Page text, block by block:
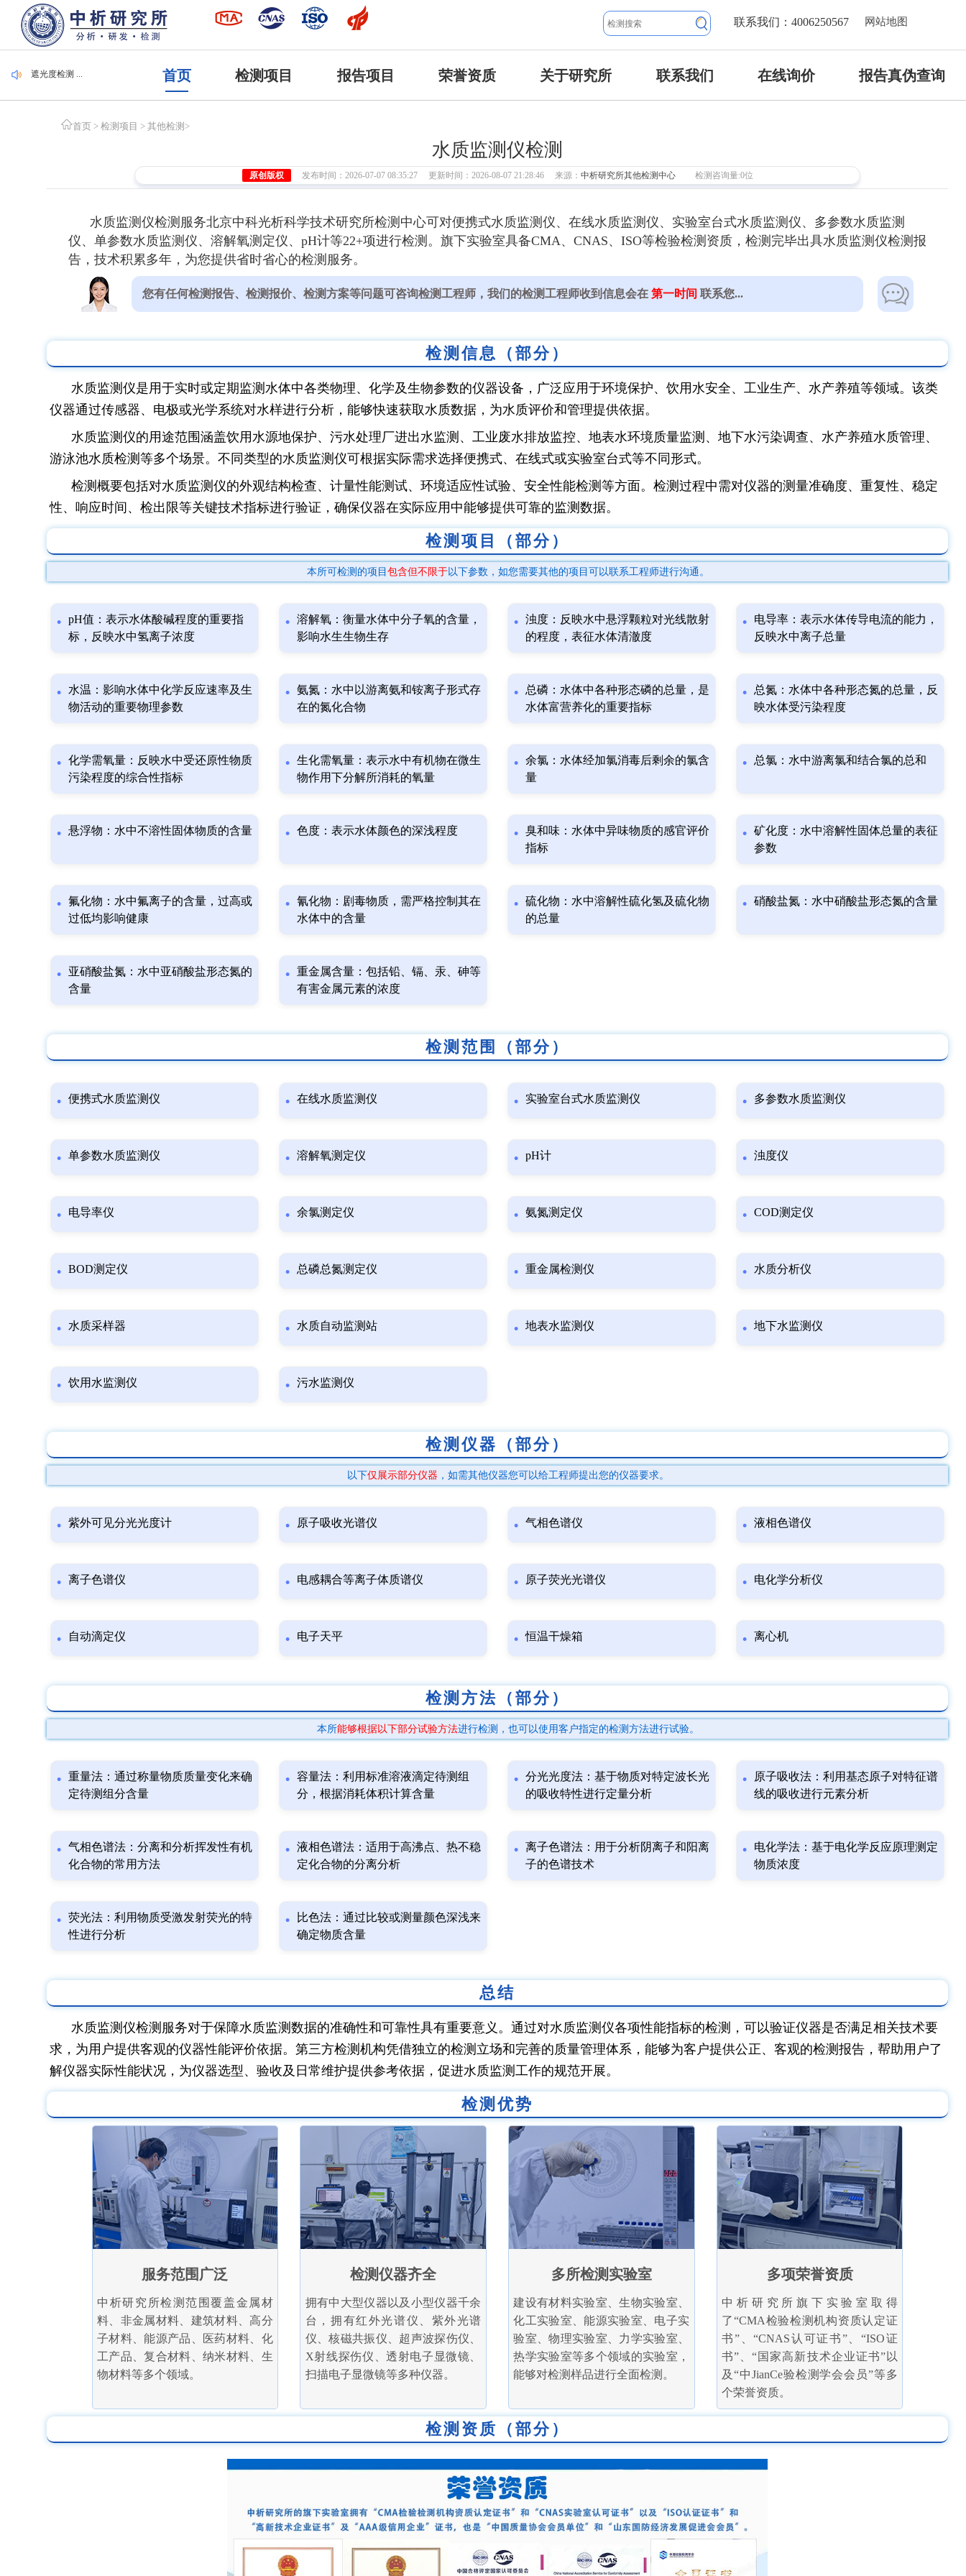
网站地图
联系我们：4006250567
毛刷检测 ...
集装袋检测 ...
潜水服检测 ...
毛刷检测 ...
首页 检测项目 报告项目 荣誉资质 关于研究所 联系我们 在线询价 报告真伪查询
首页 > 检测项目 > 其他检测 >
水质监测仪检测
原创版权 发布时间：2026-07-07 08:35:27 更新时间：2026-08-07 21:28:46 来源： 中析研究所其他检测中心 检测咨询量:0位
水质监测仪检测服务北京中科光析科学技术研究所检测中心可对便携式水质监测仪、在线水质监测仪、实验室台式水质监测仪、多参数水质监测
仪、单参数水质监测仪、溶解氧测定仪、pH计等22+项进行检测。旗下实验室具备CMA、CNAS、ISO等检验检测资质，检测完毕出具水质监测仪检测报
告，技术积累多年，为您提供省时省心的检测服务。
您有任何检测报告、检测报价、检测方案等问题可咨询检测工程师，我们的检测工程师收到信息会在第一时间 联系您...
检测信息（部分）
水质监测仪是用于实时或定期监测水体中各类物理、化学及生物参数的仪器设备，广泛应用于环境保护、饮用水安全、工业生产、水产养殖等领域。该类
仪器通过传感器、电极或光学系统对水样进行分析，能够快速获取水质数据，为水质评价和管理提供依据。
水质监测仪的用途范围涵盖饮用水源地保护、污水处理厂进出水监测、工业废水排放监控、地表水环境质量监测、地下水污染调查、水产养殖水质管理、
游泳池水质检测等多个场景。不同类型的水质监测仪可根据实际需求选择便携式、在线式或实验室台式等不同形式。
检测概要包括对水质监测仪的外观结构检查、计量性能测试、环境适应性试验、安全性能检测等方面。检测过程中需对仪器的测量准确度、重复性、稳定
性、响应时间、检出限等关键技术指标进行验证，确保仪器在实际应用中能够提供可靠的监测数据。
检测项目（部分）
本所可检测的项目 包含但不限于以下参数，如您需要其他的项目可以联系工程师进行沟通。
pH值：表示水体酸碱程度的重要指
标，反映水中氢离子浓度
溶解氧：衡量水体中分子氧的含量，
影响水生生物生存
浊度：反映水中悬浮颗粒对光线散射
的程度，表征水体清澈度
电导率：表示水体传导电流的能力，
反映水中离子总量
水温：影响水体中化学反应速率及生
物活动的重要物理参数
氨氮：水中以游离氨和铵离子形式存
在的氮化合物
总磷：水体中各种形态磷的总量，是
水体富营养化的重要指标
总氮：水体中各种形态氮的总量，反
映水体受污染程度
化学需氧量：反映水中受还原性物质
污染程度的综合性指标
生化需氧量：表示水中有机物在微生
物作用下分解所消耗的氧量
余氯：水体经加氯消毒后剩余的氯含
量
总氯：水中游离氯和结合氯的总和
悬浮物：水中不溶性固体物质的含量 色度：表示水体颜色的深浅程度
臭和味：水体中异味物质的感官评价
指标
矿化度：水中溶解性固体总量的表征
参数
氟化物：水中氟离子的含量，过高或
过低均影响健康
氰化物：剧毒物质，需严格控制其在
水体中的含量
硫化物：水中溶解性硫化氢及硫化物
的总量
硝酸盐氮：水中硝酸盐形态氮的含量
亚硝酸盐氮：水中亚硝酸盐形态氮的
含量
重金属含量：包括铅、镉、汞、砷等
有害金属元素的浓度
检测范围（部分）
便携式水质监测仪 在线水质监测仪 实验室台式水质监测仪 多参数水质监测仪
单参数水质监测仪 溶解氧测定仪 pH计 浊度仪
电导率仪 余氯测定仪 氨氮测定仪 COD测定仪
BOD测定仪 总磷总氮测定仪 重金属检测仪 水质分析仪
水质采样器 水质自动监测站 地表水监测仪 地下水监测仪
饮用水监测仪 污水监测仪
检测仪器（部分）
以下仅展示部分仪器 ，如需其他仪器您可以给工程师提出您的仪器要求。
紫外可见分光光度计 原子吸收光谱仪 气相色谱仪 液相色谱仪
离子色谱仪 电感耦合等离子体质谱仪 原子荧光光谱仪 电化学分析仪
自动滴定仪 电子天平 恒温干燥箱 离心机
检测方法（部分）
本所能够根据以下部分试验方法进行检测，也可以使用客户指定的检测方法进行试验。
重量法：通过称量物质质量变化来确
定待测组分含量
容量法：利用标准溶液滴定待测组
分，根据消耗体积计算含量
分光光度法：基于物质对特定波长光
的吸收特性进行定量分析
原子吸收法：利用基态原子对特征谱
线的吸收进行元素分析
气相色谱法：分离和分析挥发性有机
化合物的常用方法
液相色谱法：适用于高沸点、热不稳
定化合物的分离分析
离子色谱法：用于分析阴离子和阳离
子的色谱技术
电化学法：基于电化学反应原理测定
物质浓度
荧光法：利用物质受激发射荧光的特
性进行分析
比色法：通过比较或测量颜色深浅来
确定物质含量
总结
水质监测仪检测服务对于保障水质监测数据的准确性和可靠性具有重要意义。通过对水质监测仪各项性能指标的检测，可以验证仪器是否满足相关技术要
求，为用户提供客观的仪器性能评价依据。第三方检测机构凭借独立的检测立场和完善的质量管理体系，能够为客户提供公正、客观的检测报告，帮助用户了
解仪器实际性能状况，为仪器选型、验收及日常维护提供参考依据，促进水质监测工作的规范开展。
检测优势
服务范围广泛
中析研究所检测范围覆盖金属材
料、非金属材料、建筑材料、高分
子材料、能源产品、医药材料、化
工产品、复合材料、纳米材料、生
物材料等多个领域。
检测仪器齐全
拥有中大型仪器以及小型仪器千余
台，拥有红外光谱仪、紫外光谱
仪、核磁共振仪、超声波探伤仪、
X射线探伤仪、透射电子显微镜、
扫描电子显微镜等多种仪器。
多所检测实验室
建设有材料实验室、生物实验室、
化工实验室、能源实验室、电子实
验室、物理实验室、力学实验室、
热学实验室等多个领域的实验室，
能够对检测样品进行全面检测。
多项荣誉资质
中析研究所旗下实验室取得
了“CMA检验检测机构资质认定证
书”、“CNAS认可证书”、“ISO证
书”、“国家高新技术企业证书”以
及“中JianCe验检测学会会员”等多
个荣誉资质。
检测资质（部分）